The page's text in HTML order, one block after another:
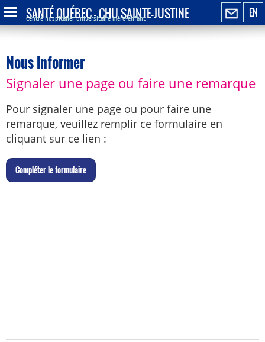
EN
SANTÉ QUÉBEC - CHU SAINTE-JUSTINE
Centre hospitalier universitaire mère-enfant
Nous informer
Signaler une page ou faire une remarque
Pour signaler une page ou pour faire une
remarque, veuillez remplir ce formulaire en
cliquant sur ce lien :
Compléter le formulaire